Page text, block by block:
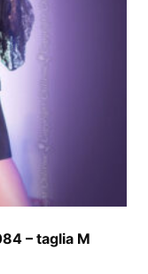
– taglia M